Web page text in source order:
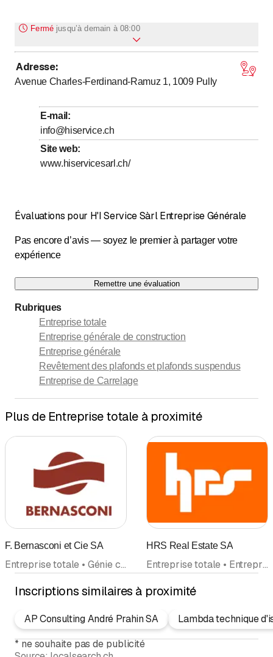
Fermé jusqu’à demain à 08:00
Lundi jusqu’à
00
Mardi
8 :00 -
Mercredi
8:00- jusqu’à
17:00
Jeudi
Vendredi
Samedi
Adresse:
Avenue Charles-Ferdinand-Ramuz 1, 1009 Pully
E-mail :
info@hiservice.ch
Site web:
www.hiservicesarl.ch/
Évaluations pour H'I Service Sàrl Entreprise Générale
Pas encore d’avis — soyez le premier à partager votre
expérience
Remettre une évaluation
Rubriques
Entreprise totale
Entreprise générale de construction
Entreprise générale
Revêtement des plafonds et plafonds suspendus
Entreprise de Carrelage
Plus de Entreprise totale à proximité
F. Bernasconi et Cie SA
Entreprise totale • Génie civil
HRS Real Estate SA
Entreprise totale • Entreprise générale • Planification générale
Inscriptions similaires à proximité
AP Consulting André Prahin SA
Lambda technique
* ne souhaite pas de publicité